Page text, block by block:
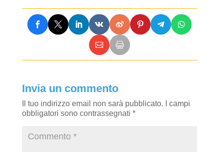
Invia un commento
Il tuo indirizzo email non sarà pubblicato.
I campi
obbligatori sono contrassegnati *